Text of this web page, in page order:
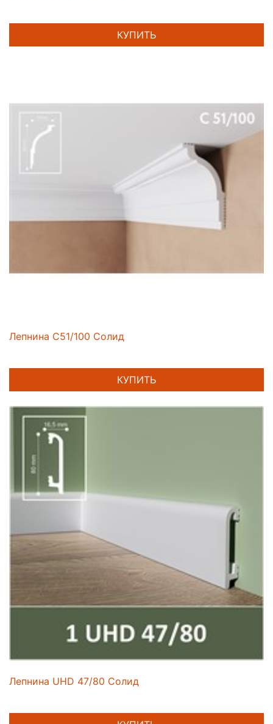
КУПИТЬ
Лепнина C51/100 Солид
КУПИТЬ
Лепнина UHD 47/80 Солид